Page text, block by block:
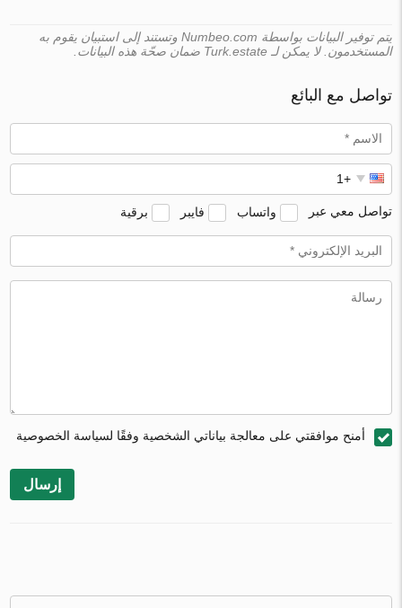
يتم توفير البيانات بواسطة Numbeo.com وتستند إلى استبيان يقوم به
المستخدمون. لا يمكن لـ Turk.estate ضمان صحّة هذه البيانات.
تواصل مع البائع
تواصل معي عبر واتساب فايبر برقية
أمنح موافقتي على معالجة بياناتي الشخصية وفقًا لسياسة الخصوصية
إرسال